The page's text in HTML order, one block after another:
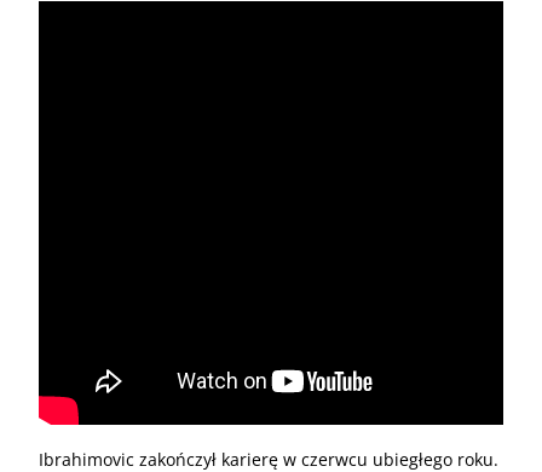
Ibrahimovic zakończył karierę w czerwcu ubiegłego roku.